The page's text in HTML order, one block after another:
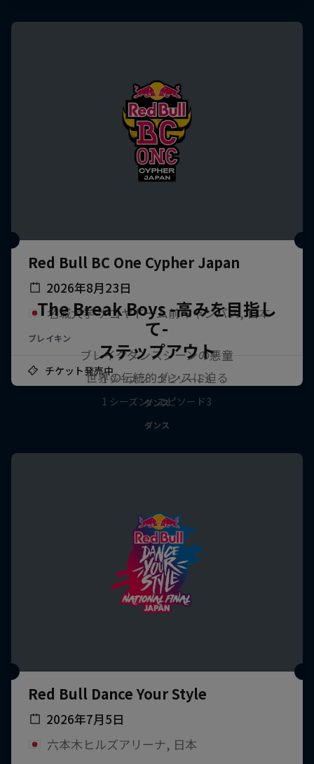
Red Bull BC One Cypher Japan
2026年8月23日
名城大学 ナゴヤドーム前キャンパス, 日本
ブレイキン
チケット発売中
The Break Boys -高みを目指し
て-
ブレイクダンスシーンの悪童
1 シーズン · エピソード6
ダンス
ステップアウト
世界の伝統的ダンスに迫る
1 シーズン · エピソード3
ダンス
Red Bull Dance Your Style
2026年7月5日
六本木ヒルズアリーナ, 日本